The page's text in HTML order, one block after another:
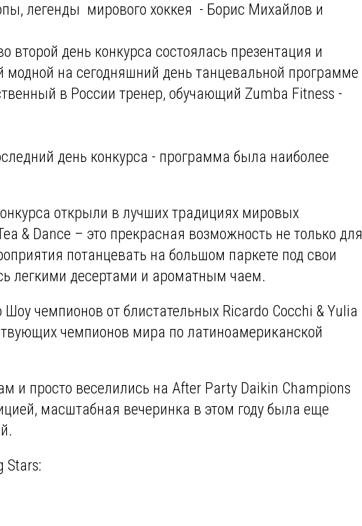
легенды мирового хоккея - Борис Михайлов и
второй день конкурса состоялась презентация и
на сегодняшний день танцевальной программе
в России тренер, обучающий Zumba Fitness -
день конкурса - программа была наиболее
открыли в лучших традициях мировых
& Dance – это прекрасная возможность не только для
потанцевать на большом паркете под свои
легкими десертами и ароматным чаем.
чемпионов от блистательных Ricardo Cocchi & Yulia
чемпионов мира по латиноамериканской
и просто веселились на After Party Daikin Champions
масштабная вечеринка в этом году была еще
Stars: